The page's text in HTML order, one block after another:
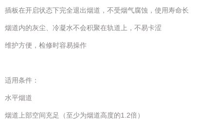
插板在开启状态下完全退出烟道，不受烟气腐蚀，使用寿命长
烟道内的灰尘、冷凝水不会积聚在轨道上，不易卡涩
维护方便，检修时容易操作
适用条件：
水平烟道
烟道上部空间充足（至少为烟道高度的1.2倍）